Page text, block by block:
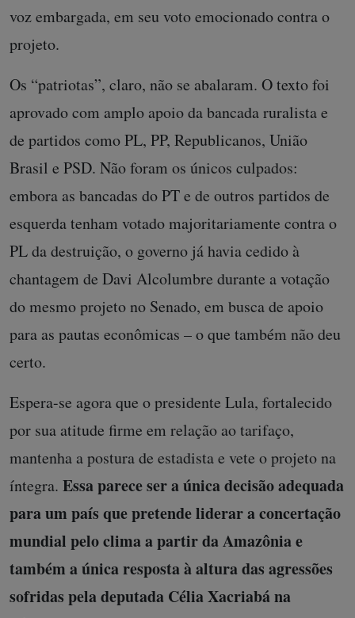
voz embargada, em seu voto emocionado contra o
projeto.
Os “patriotas”, claro, não se abalaram. O texto foi
aprovado com amplo apoio da bancada ruralista e
de partidos como PL, PP, Republicanos, União
Brasil e PSD. Não foram os únicos culpados:
embora as bancadas do PT e de outros partidos de
esquerda tenham votado majoritariamente contra o
PL da destruição, o governo já havia cedido à
chantagem de Davi Alcolumbre durante a votação
do mesmo projeto no Senado, em busca de apoio
para as pautas econômicas – o que também não deu
certo.
Espera-se agora que o presidente Lula, fortalecido
por sua atitude firme em relação ao tarifaço,
mantenha a postura de estadista e vete o projeto na
íntegra. Essa parece ser a única decisão adequada
para um país que pretende liderar a concertação
mundial pelo clima a partir da Amazônia e
também a única resposta à altura das agressões
sofridas pela deputada Célia Xacriabá na